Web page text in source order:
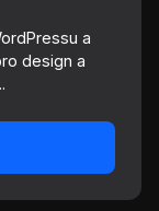
a
design a